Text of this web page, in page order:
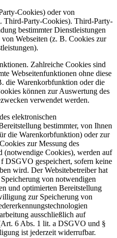
Cookies) oder von
Third-Party-Cookies). Third-Party-
bestimmter Dienstleistungen
Webseiten (z. B. Cookies zur
Zahlreiche Cookies sind
Webseitenfunktionen ohne diese
die Warenkorbfunktion oder die
können zur Auswertung des
verwendet werden.
elektronischen
bestimmter, von Ihnen
die Warenkorbfunktion) oder zur
zur Messung des
(notwendige Cookies), werden auf
DSGVO gespeichert, sofern keine
wird. Der Websitebetreiber hat
von notwendigen
und optimierten Bereitstellung
zur Speicherung von
ausschließlich auf
6 Abs. 1 lit. a DSGVO und §
ist jederzeit widerrufbar.